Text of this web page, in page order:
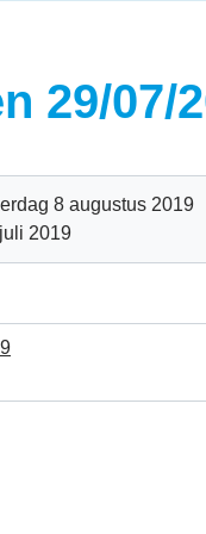
29/07/
8 augustus 2019
2019